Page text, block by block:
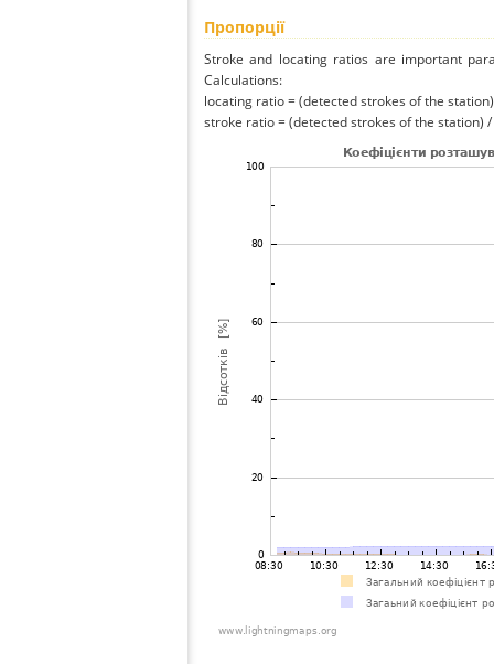
Пропорції
Stroke and locating ratios are important
Calculations:
locating ratio = (detected strokes of the
stroke ratio = (detected strokes of the station)